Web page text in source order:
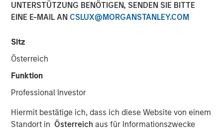
UNTERSTÜTZUNG BENÖTIGEN, SENDEN SIE BITTE
EINE E-MAIL AN CSLUX@MORGANSTANLEY.COM
Sitz
Österreich
Funktion
Professional Investor
Hiermit bestätige ich, dass ich diese Website von einem
Standort in Österreich aus für Informationszwecke
NEW YORK — June 10, 2026
Morgan Stanley Investment Management, through
Estate Investing (MSREI), announced today the acquisition
of a 300,000-square-foot mission-critical defense
manufacturing facility located in Taunton, MA,
subject to a long-term absolute triple net lease with a
leading defense contractor.